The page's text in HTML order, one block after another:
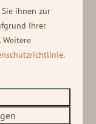
ihnen zur
Ihrer
Weitere
.